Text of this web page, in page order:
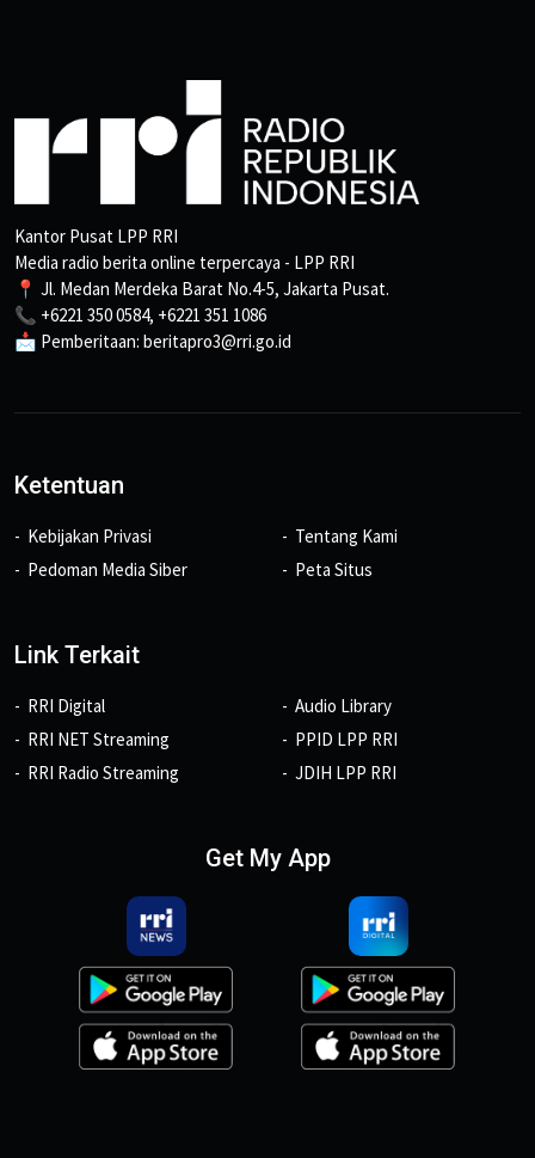
Kantor Pusat LPP RRI
Media radio berita online terpercaya - LPP RRI
📍 Jl. Medan Merdeka Barat No.4-5, Jakarta Pusat.
📞 +6221 350 0584, +6221 351 1086
📩 Pemberitaan: beritapro3@rri.go.id
Ketentuan
Kebijakan Privasi
Pedoman Media Siber
Tentang Kami
Peta Situs
Link Terkait
RRI Digital
RRI NET Streaming
RRI Radio Streaming
Audio Library
PPID LPP RRI
JDIH LPP RRI
Get My App